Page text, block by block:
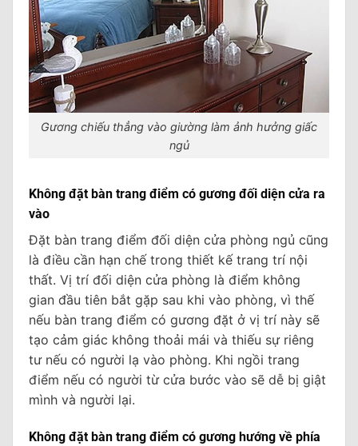
Gương chiếu thẳng vào giường làm ảnh hưởng giấc
ngủ
Không đặt bàn trang điểm có gương đối diện cửa ra
vào
Đặt bàn trang điểm đối diện cửa phòng ngủ cũng
là điều cần hạn chế trong thiết kế trang trí nội
thất. Vị trí đối diện cửa phòng là điểm không
gian đầu tiên bắt gặp sau khi vào phòng, vì thế
nếu bàn trang điểm có gương đặt ở vị trí này sẽ
tạo cảm giác không thoải mái và thiếu sự riêng
tư nếu có người lạ vào phòng. Khi ngồi trang
điểm nếu có người từ cửa bước vào sẽ dễ bị giật
mình và người lại.
Không đặt bàn trang điểm có gương hướng về phía